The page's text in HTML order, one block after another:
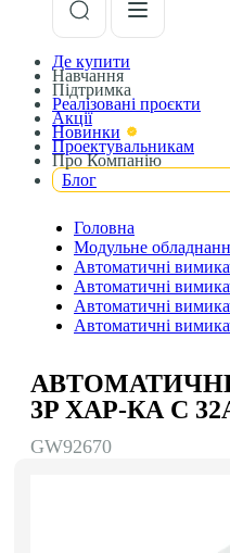
Де купити
Навчання
Підтримка
Реалізовані проєкти
Акції
Новинки
Проектувальникам
Про Компанію
Блог
Головна
Модульне
Автоматичні
Автоматичні
Автоматичні
Автоматичні
3P ХАР-КА C
GW92670